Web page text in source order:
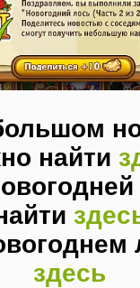
найти
здесь